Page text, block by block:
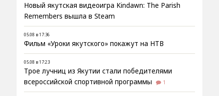
Новый якутская видеоигра Kindawn: The Parish
Remembers вышла в Steam
05.08 в 17:36
Фильм «Уроки якутского» покажут на НТВ
05.08 в 17:23
Трое лучниц из Якутии стали победителями
всероссийской спортивной программы
1